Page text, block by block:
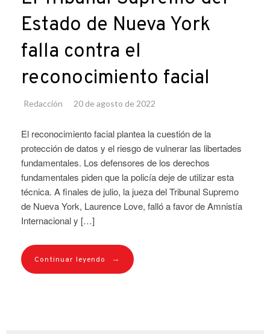
Estado de Nueva York
falla contra el
reconocimiento facial
Redacción 20 de agosto de 2022
El reconocimiento facial plantea la cuestión de la
protección de datos y el riesgo de vulnerar las libertades
fundamentales. Los defensores de los derechos
fundamentales piden que la policía deje de utilizar esta
técnica. A finales de julio, la jueza del Tribunal Supremo
de Nueva York, Laurence Love, falló a favor de Amnistía
Internacional y […]
Continuar leyendo →